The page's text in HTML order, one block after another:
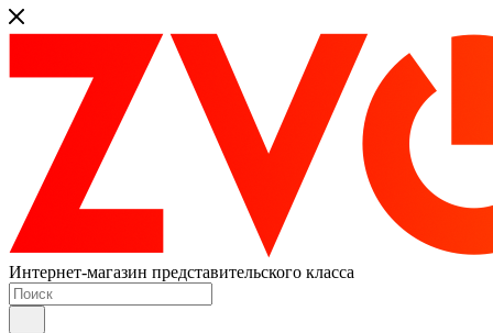
Интернет-магазин представительского класса